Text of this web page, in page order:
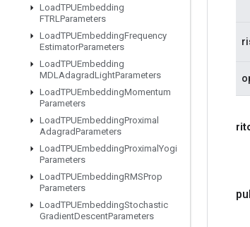
LoadTPUEmbedding
FTRLParameters
LoadTPUEmbeddingFrequency
EstimatorParameters
LoadTPUEmbedding
MDLAdagradLightParameters
LoadTPUEmbeddingMomentum
Parameters
LoadTPUEmbeddingProximal
AdagradParameters
LoadTPUEmbeddingProximal Yogi
Parameters
LoadTPUEmbeddingRMSProp
Parameters
LoadTPUEmbeddingStochastic
GradientDescentParameters